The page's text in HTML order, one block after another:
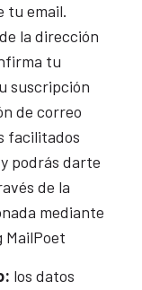
tu email.
la dirección
tu
suscripción
de correo
facilitados
podrás darte
de la
mediante
MailPoet
los datos